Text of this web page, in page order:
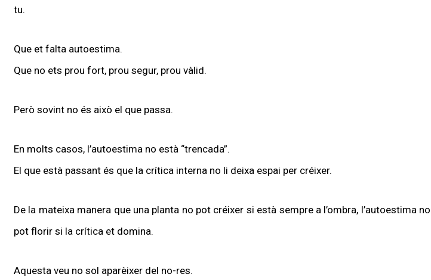
tu.
Que et falta autoestima.
Que no ets prou fort, prou segur, prou vàlid.
Però sovint no és això el que passa.
En molts casos, l’autoestima no està “trencada”.
El que està passant és que la crítica interna no li deixa espai per créixer.
De la mateixa manera que una planta no pot créixer si està sempre a l’ombra, l’autoestima no
pot florir si la crítica et domina.
Aquesta veu no sol aparèixer del no-res.